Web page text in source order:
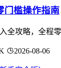
门槛操作指南
全攻略，全程
2026-08-06